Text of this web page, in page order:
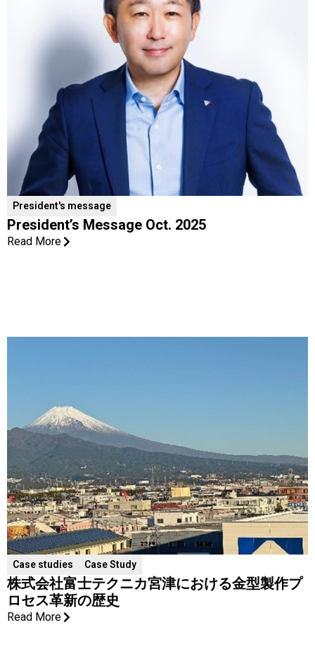
President's message
President’s Message Oct. 2025
Read More
Case studies Case Study
株式会社富士テクニカ宮津における金型製作プ
ロセス革新の歴史
Read More